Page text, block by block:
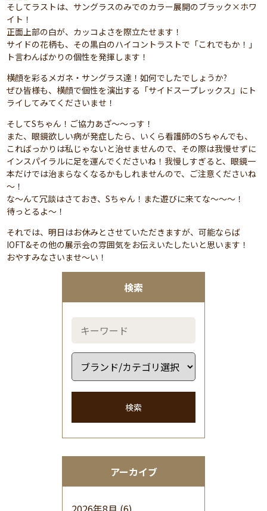
検索
検索
アーカイブ
そしてラストは、サングラスのみでのカラー展開のブラック×ホワ
イト！
正面上部の白が、カッコよさを際立たせます！
サイドの花柄も、その黒白のハイコントラストで「これでもか！」
ト言わんばかりの個性を発揮します！
横顔を彩るメガネ・サングラス達！如何でしたでしょうか?
ぜひ皆様も、横顔で個性を演出する「サイドスープレックス」にト
ライしてみてくださいませ！
そしてSちゃん！ご協力あざ～～っす！
また、眼鏡欲しい病が発症したら、いくら看護師のSちゃんでも、
こればっかりは私じゃないと治せませんので、その際は我慢せずに
インスパイラルに足を運んでくださいね！我慢しすぎると、眼鏡一
本だけでは治まらなくなるかもしれませんので、ご注意くださいね
～！
な～んて冗談はさておき、Sちゃん！また遊びに来てな～～～！
待っとるよ～！
それでは、明日はお休みとさせていただきますが、可能ならば
IOFT&その他の展示会の雰囲気をお伝えいたしたいと思います！
おやすみなさいませ～い！